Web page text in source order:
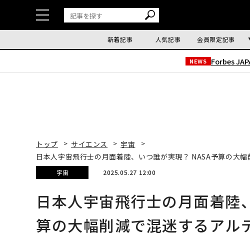
新着記事 人気記事 会員限定記事
NEWS Forbes
トップ サイエンス
宇宙
日本人宇宙飛行士の月面着陸、いつ誰が実現？ NASA予算の大
宇宙 2025.05.27 12:00
日本人宇宙飛行士の月面着陸
算の大幅削減で混迷するアル